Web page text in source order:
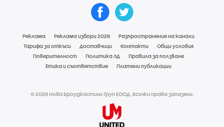
Реклама Реклама избори 2026
Разпространение на канали
Тарифа за откъси
Доставчици Контакти
Общи условия
Поверителност
Политика ЛД
Правила за ползване
Етика и съответствие
Платени публикации
© 2026 Нова Броудкастинг Груп ЕООД. Всички права запазени.